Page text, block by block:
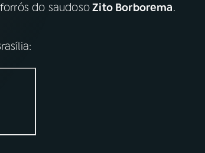
do saudosoZito Borborema.